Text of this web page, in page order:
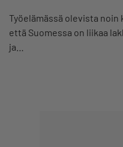
Työelämässä olevista noin
että Suomessa on liikaa
ja…